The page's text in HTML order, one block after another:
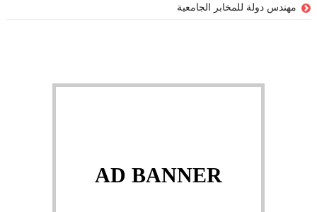
مهندس دولة للمخابر الجامعية
AD BANNER